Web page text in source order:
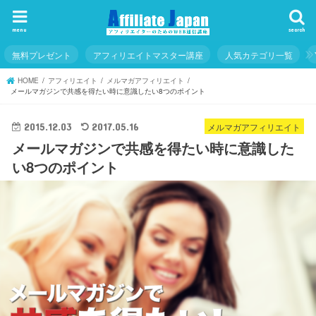
search
menu
無料プレゼント アフィリエイトマスター講座 人気カテゴリ一覧
HOME アフィリエイト
メルマガアフィリエイト
メールマガジンで共感を得たい時に意識したい8つのポイント
メルマガアフィリエイト
2015.12.03 2017.05.16
メールマガジンで共感を得たい時に意識した
い8つのポイント